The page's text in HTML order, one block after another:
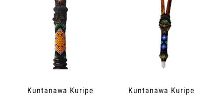
Kuntanawa Kuripe Kuntanawa Kuripe